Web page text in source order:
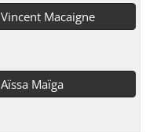
Vincent Macaigne
Aïssa Maïga